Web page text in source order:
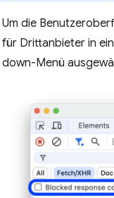
Um die
für Drittanbieter in
down-Menü